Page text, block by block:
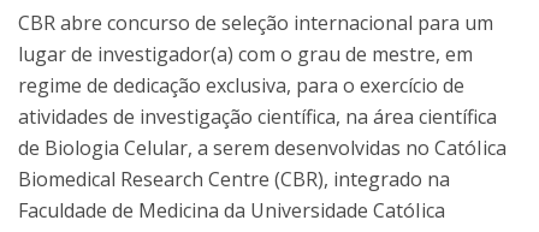
CBR abre concurso de seleção internacional para um
lugar de investigador(a) com o grau de mestre, em
regime de dedicação exclusiva, para o exercício de
atividades de investigação científica, na área científica
de Biologia Celular, a serem desenvolvidas no CatóIica
Biomedical Research Centre (CBR), integrado na
Faculdade de Medicina da Universidade CatóIica